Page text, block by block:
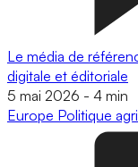
Le média de
digitale et éditoriale
5 mai 2026 - 4 min
Europe Politique